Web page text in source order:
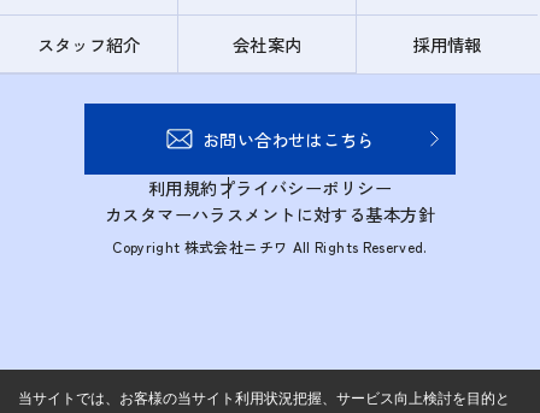
スタッフ紹介 会社案内 採用情報
お問い合わせはこちら
利用規約プライバシーポリシー
カスタマーハラスメントに対する基本方針
Copyright 株式会社ニチワ All Rights Reserved.
当サイトでは、お客様の当サイト利用状況把握、サービス向上検討を目的と